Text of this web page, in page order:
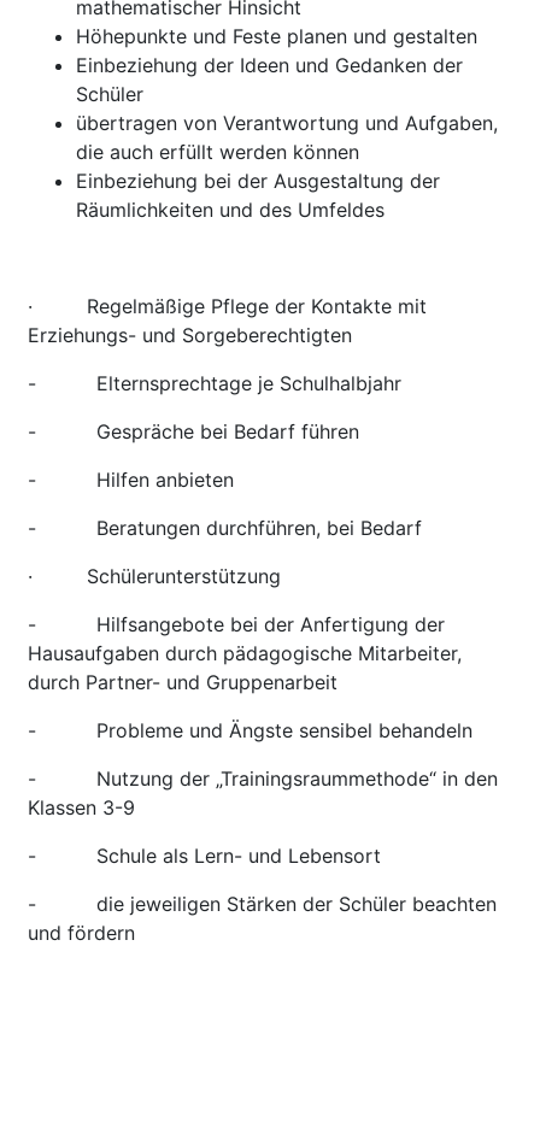
mathematischer Hinsicht
Höhepunkte und Feste planen und gestalten
Einbeziehung der Ideen und Gedanken der
Schüler
übertragen von Verantwortung und Aufgaben,
die auch erfüllt werden können
Einbeziehung bei der Ausgestaltung der
Räumlichkeiten und des Umfeldes
· Regelmäßige Pflege der Kontakte mit
Erziehungs- und Sorgeberechtigten
- Elternsprechtage je Schulhalbjahr
- Gespräche bei Bedarf führen
- Hilfen anbieten
- Beratungen durchführen, bei Bedarf
· Schülerunterstützung
- Hilfsangebote bei der Anfertigung der
Hausaufgaben durch pädagogische Mitarbeiter,
durch Partner- und Gruppenarbeit
- Probleme und Ängste sensibel behandeln
- Nutzung der „Trainingsraummethode“ in den
Klassen 3-9
- Schule als Lern- und Lebensort
- die jeweiligen Stärken der Schüler beachten
und fördern